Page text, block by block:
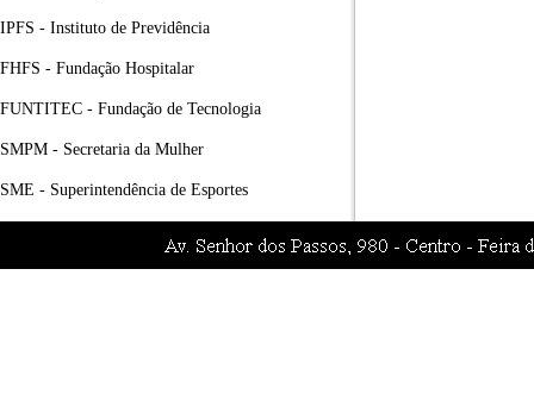
IPFS - Instituto de Previdência
FHFS - Fundação Hospitalar
FUNTITEC - Fundação de Tecnologia
SMPM - Secretaria da Mulher
SME - Superintendência de Esportes